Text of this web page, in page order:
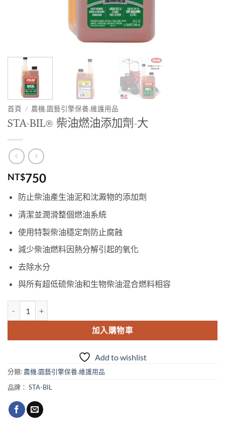
首頁 / 農機.園藝引擎保養.維護用品
STA-BIL® 柴油燃油添加劑-大
NT$750
防止柴油產生油泥和沈澱物的添加劑
清潔並潤滑整個燃油系統
使用特製柴油穩定劑防止腐蝕
減少柴油燃料因熱分解引起的氧化
去除水分
與所有超低硫柴油和生物柴油混合燃料相容
加入購物車
Add to wishlist
分類: 農機.園藝引擎保養.維護用品
品牌： STA-BIL